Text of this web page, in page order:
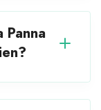
Panna